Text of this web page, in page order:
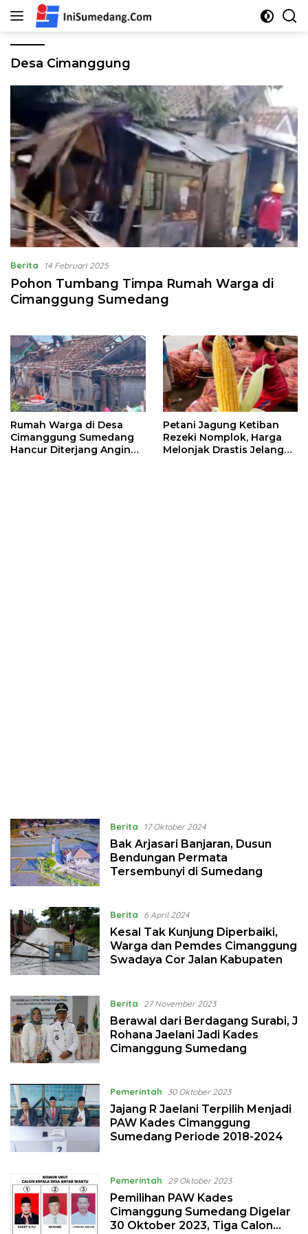
Langsung
Desa Cimanggung
Berita 14 Februari 2025
Pohon Tumbang Timpa Rumah Warga di
Cimanggung Sumedang
Rumah Warga di Desa
Cimanggung Sumedang
Hancur Diterjang Angin
Petani Jagung Ketiban
Rezeki Nomplok, Harga
Melonjak Drastis Jelang
Berita 17 Oktober 2024
Bak Arjasari Banjaran, Dusun
Bendungan Permata
Tersembunyi di Sumedang
Berita 6 April 2024
Kesal Tak Kunjung Diperbaiki,
Warga dan Pemdes Cimanggung
Swadaya Cor Jalan Kabupaten
Berita 27 November 2023
Berawal dari Berdagang Surabi, J
Rohana Jaelani Jadi Kades
Cimanggung Sumedang
Pemerintah 30 Oktober 2023
Jajang R Jaelani Terpilih Menjadi
PAW Kades Cimanggung
Sumedang Periode 2018-2024
Pemerintah 29 Oktober 2023
Pemilihan PAW Kades
Cimanggung Sumedang Digelar
30 Oktober 2023, Tiga Calon